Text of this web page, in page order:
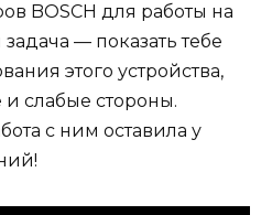
BOSCH для работы на
— показать тебе
этого устройства,
слабые стороны.
с ним оставила у